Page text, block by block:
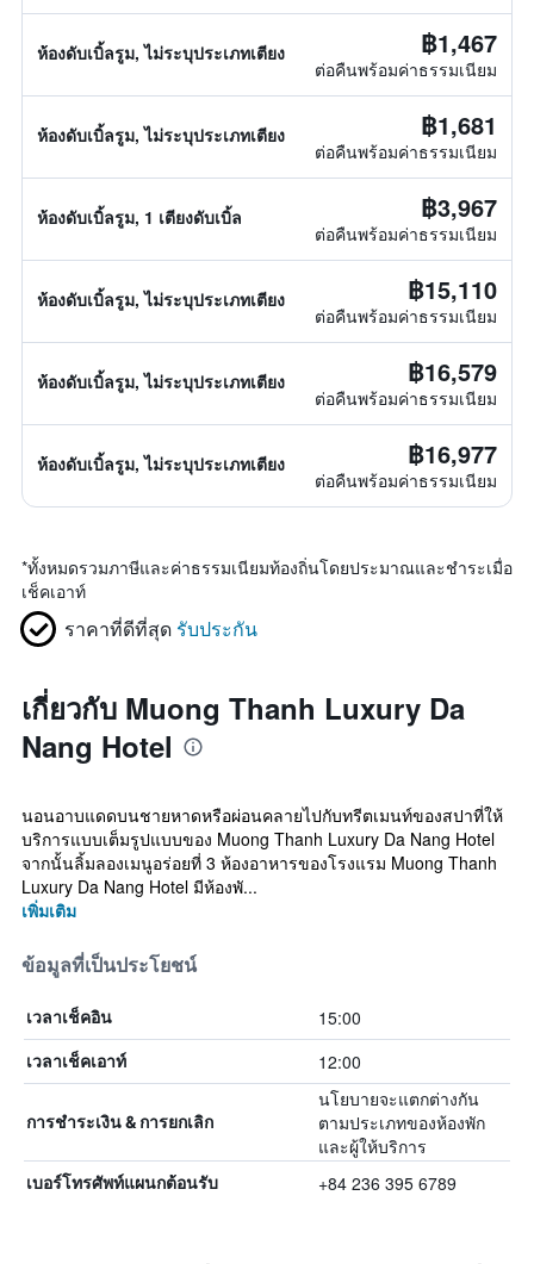
ห้องดับเบิ้ลรูม, ไม่ระบุประเภทเตียง ฿1,467
ต่อคืนพร้อมค่าธรรมเนียม
ห้องดับเบิ้ลรูม, ไม่ระบุประเภทเตียง ฿1,681
ต่อคืนพร้อมค่าธรรมเนียม
ห้องดับเบิ้ลรูม, 1 เตียงดับเบิ้ล ฿3,967
ต่อคืนพร้อมค่าธรรมเนียม
ห้องดับเบิ้ลรูม, ไม่ระบุประเภทเตียง ฿15,110
ต่อคืนพร้อมค่าธรรมเนียม
ห้องดับเบิ้ลรูม, ไม่ระบุประเภทเตียง ฿16,579
ต่อคืนพร้อมค่าธรรมเนียม
ห้องดับเบิ้ลรูม, ไม่ระบุประเภทเตียง ฿16,977
ต่อคืนพร้อมค่าธรรมเนียม
*ทั้งหมดรวมภาษีและค่าธรรมเนียมท้องถิ่นโดยประมาณและชำระเมื่อ
เช็คเอาท์
ราคาที่ดีที่สุด รับประกัน
เกี่ยวกับ Muong Thanh Luxury Da
Nang Hotel
นอนอาบแดดบนชายหาดหรือผ่อนคลายไปกับทรีตเมนท์ของสปาที่ให้
บริการแบบเต็มรูปแบบของ Muong Thanh Luxury Da Nang Hotel
จากนั้นลิ้มลองเมนูอร่อยที่ 3 ห้องอาหารของโรงแรม Muong Thanh
Luxury Da Nang Hotel มีห้องพั...
เพิ่มเติม
ข้อมูลที่เป็นประโยชน์
เวลาเช็คอิน 15:00
เวลาเช็คเอาท์ 12:00
การชำระเงิน & การยกเลิก
นโยบายจะแตกต่างกัน
ตามประเภทของห้องพัก
และผู้ให้บริการ
เบอร์โทรศัพท์แผนกต้อนรับ +84 236 395 6789